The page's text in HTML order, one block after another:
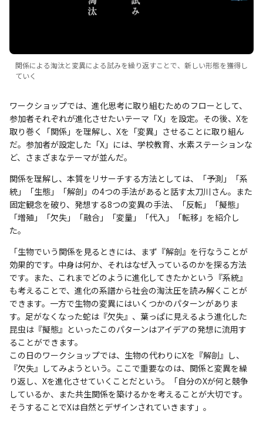
関係による淘汰と変異による試みを繰り返すことで、新しい形態を獲得し
ていく
ワークショップでは、進化思考に取り組むためのフローとして、
参加者それぞれが進化させたいテーマ「X」を設定。その後、Xを
取り巻く「関係」を理解し、Xを「変異」させることに取り組ん
だ。参加者が設定した「X」には、学校教育、水素ステーションな
ど、さまざまなテーマが並んだ。
関係を理解し、本質をリサーチする方法としては、「予測」「系
統」「生態」「解剖」の4つの手法があると話す太刀川さん。また
固定観念を破り、発想する8つの変異の手法、「反転」「擬態」
「増殖」「欠失」「融合」「変量」「代入」「転移」を紹介し
た。
「生物でいう関係を見るときには、まず『解剖』を行なうことが
効果的です。中身は何か、それはなぜ入っているのかを探る方法
です。また、これまでどのように進化してきたかという『系統』
も考えることで、進化の系譜から社会の淘汰圧を読み解くことが
できます。一方で生物の変異にはいくつかのパターンがありま
す。足がなくなった蛇は『欠失』、葉っぱに見えるよう進化した
昆虫は『擬態』といったこのパターンはアイデアの発想に流用す
ることができます。
この日のワークショップでは、生物の代わりにXを『解剖』し、
『欠失』してみようという。ここで重要なのは、関係と変異を繰
り返し、Xを進化させていくことだという。「自分のXが何と競争
しているか、また共生関係を築けるかを考えることが大切です。
そうすることでXは自然とデザインされていきます」。